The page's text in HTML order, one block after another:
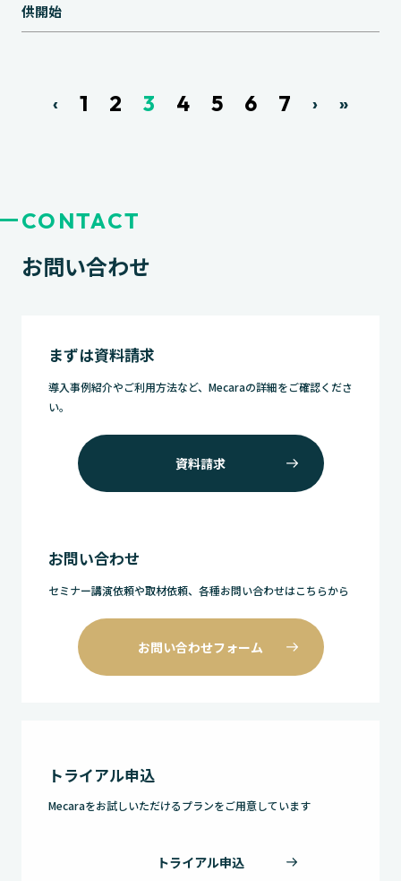
供開始
‹ 1 2 3 4 5 6 7 › »
CONTACT
お問い合わせ
まずは資料請求
導入事例紹介やご利用方法など、Mecaraの詳細をご確認くださ
い。
資料請求
お問い合わせ
セミナー講演依頼や取材依頼、各種お問い合わせはこちらから
お問い合わせフォーム
トライアル申込
Mecaraをお試しいただけるプランをご用意しています
トライアル申込